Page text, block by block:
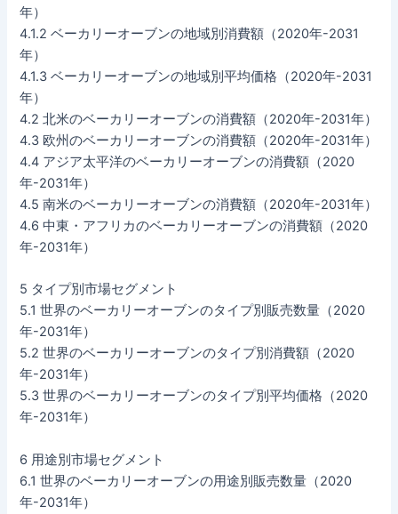
年）
4.1.2 ベーカリーオーブンの地域別消費額（2020年-2031
年）
4.1.3 ベーカリーオーブンの地域別平均価格（2020年-2031
年）
4.2 北米のベーカリーオーブンの消費額（2020年-2031年）
4.3 欧州のベーカリーオーブンの消費額（2020年-2031年）
4.4 アジア太平洋のベーカリーオーブンの消費額（2020
年-2031年）
4.5 南米のベーカリーオーブンの消費額（2020年-2031年）
4.6 中東・アフリカのベーカリーオーブンの消費額（2020
年-2031年）
5 タイプ別市場セグメント
5.1 世界のベーカリーオーブンのタイプ別販売数量（2020
年-2031年）
5.2 世界のベーカリーオーブンのタイプ別消費額（2020
年-2031年）
5.3 世界のベーカリーオーブンのタイプ別平均価格（2020
年-2031年）
6 用途別市場セグメント
6.1 世界のベーカリーオーブンの用途別販売数量（2020
年-2031年）